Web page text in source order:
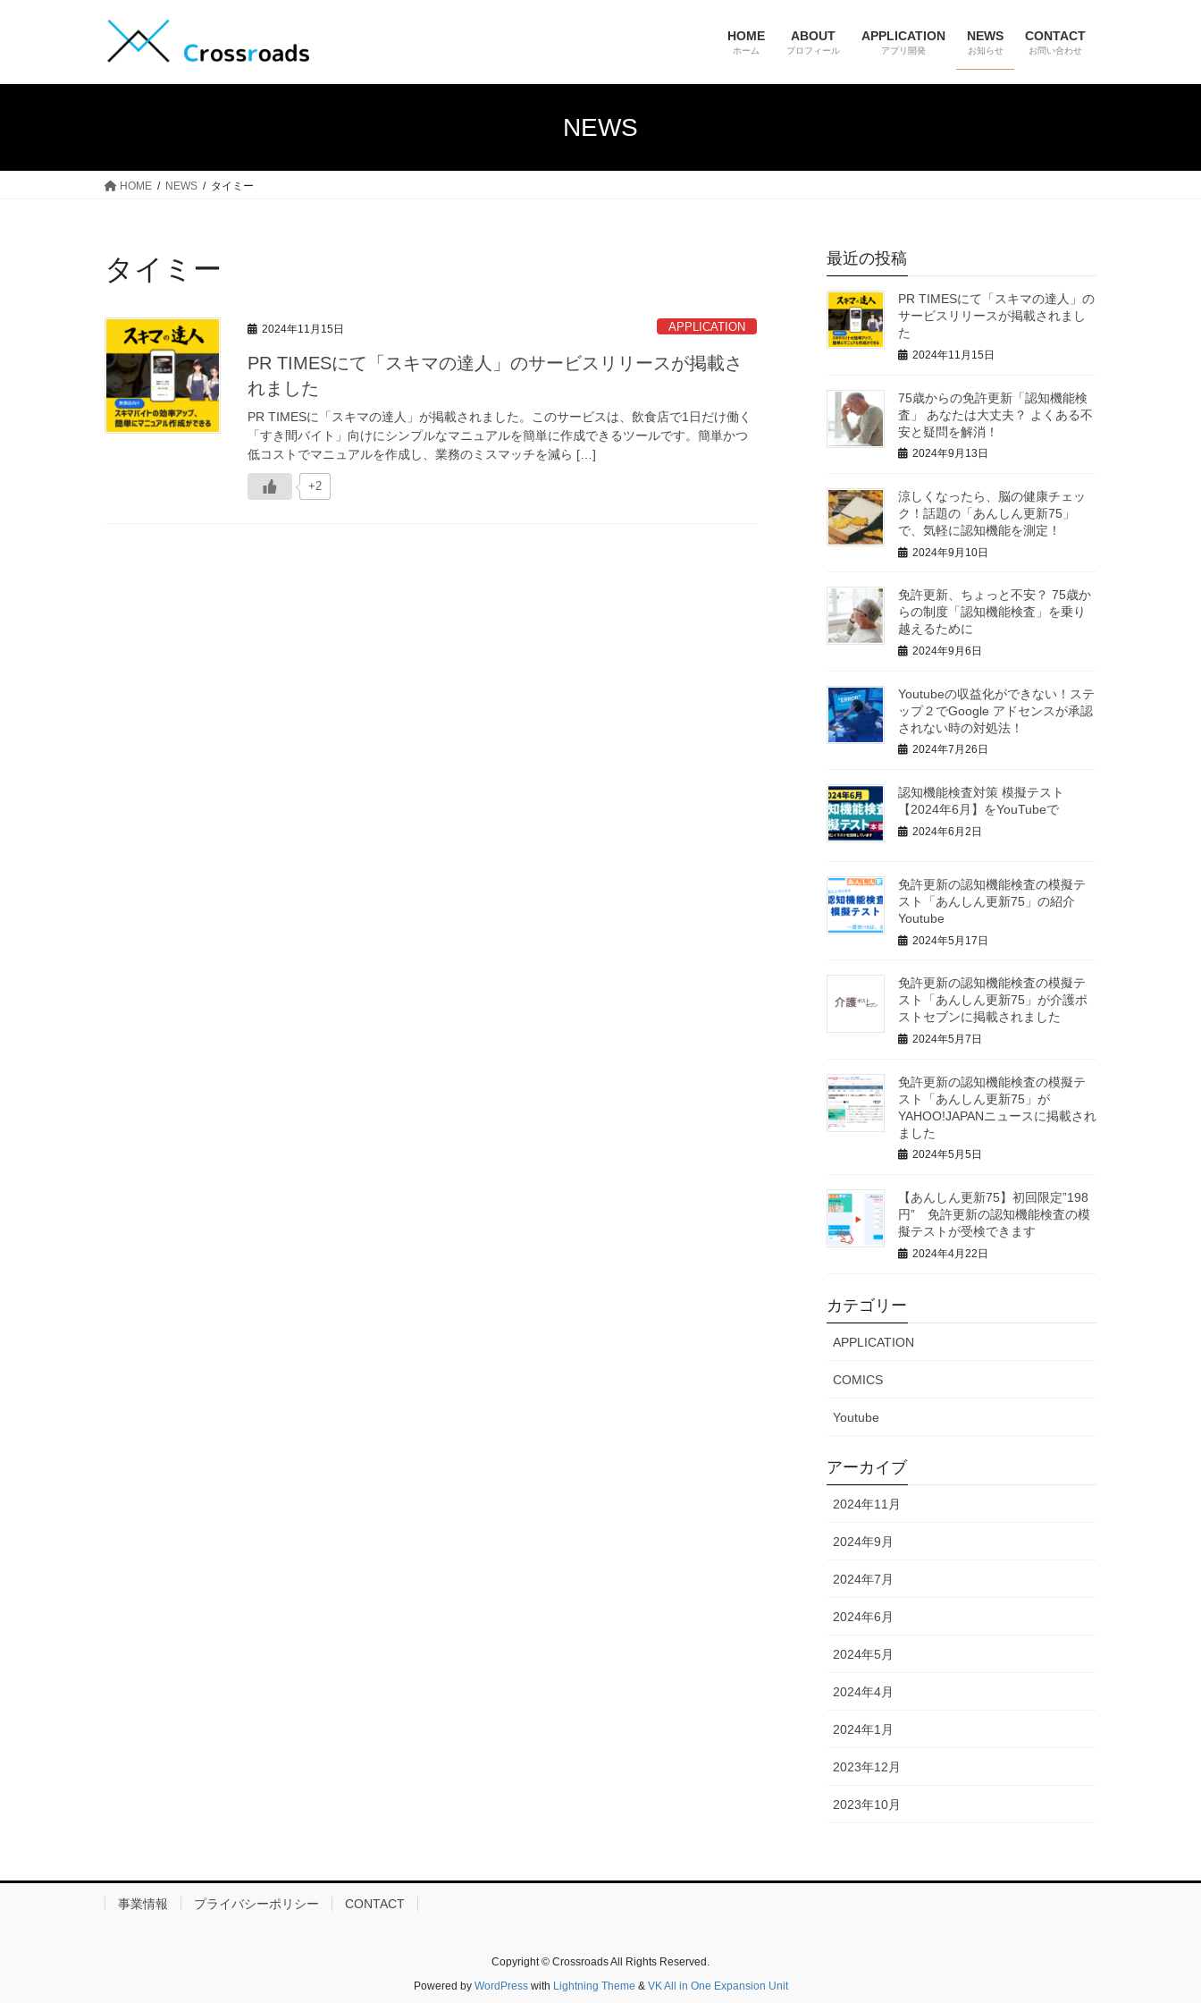
HOME
ホーム
ABOUT
プロフィール
APPLICATION
アプリ開発
NEWS
お知らせ
CONTACT
お問い合わせ
NEWS
HOME NEWS タイミー
タイミー
2024年11月15日 APPLICATION
PR TIMESにて「スキマの達人」のサービスリリースが掲載さ
れました
PR TIMESに「スキマの達人」が掲載されました。このサービスは、飲食店で1日だけ働く
「すき間バイト」向けにシンプルなマニュアルを簡単に作成できるツールです。簡単かつ
低コストでマニュアルを作成し、業務のミスマッチを減ら […]
+2
最近の投稿
PR TIMESにて「スキマの達人」の
サービスリリースが掲載されまし
た
2024年11月15日
75歳からの免許更新「認知機能検
査」 あなたは大丈夫？ よくある不
安と疑問を解消！
2024年9月13日
涼しくなったら、脳の健康チェッ
ク！話題の「あんしん更新75」
で、気軽に認知機能を測定！
2024年9月10日
免許更新、ちょっと不安？ 75歳か
らの制度「認知機能検査」を乗り
越えるために
2024年9月6日
Youtubeの収益化ができない！ステ
ップ２でGoogle アドセンスが承認
されない時の対処法！
2024年7月26日
認知機能検査対策 模擬テスト
【2024年6月】をYouTubeで
2024年6月2日
免許更新の認知機能検査の模擬テ
スト「あんしん更新75」の紹介
Youtube
2024年5月17日
免許更新の認知機能検査の模擬テ
スト「あんしん更新75」が介護ポ
ストセブンに掲載されました
2024年5月7日
免許更新の認知機能検査の模擬テ
スト「あんしん更新75」が
YAHOO!JAPANニュースに掲載され
ました
2024年5月5日
【あんしん更新75】初回限定”198
円” 免許更新の認知機能検査の模
擬テストが受検できます
2024年4月22日
カテゴリー
APPLICATION
COMICS
Youtube
アーカイブ
2024年11月
2024年9月
2024年7月
2024年6月
2024年5月
2024年4月
2024年1月
2023年12月
2023年10月
事業情報 プライバシーポリシー CONTACT
Copyright © Crossroads All Rights Reserved.
Powered by WordPresswith Lightning Theme & VK All in One Expansion Unit